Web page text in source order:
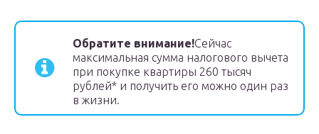
Обратите внимание!Сейчас
максимальная сумма налогового вычета
при покупке квартиры 260 тысяч
рублей* и получить его можно один раз
в жизни.